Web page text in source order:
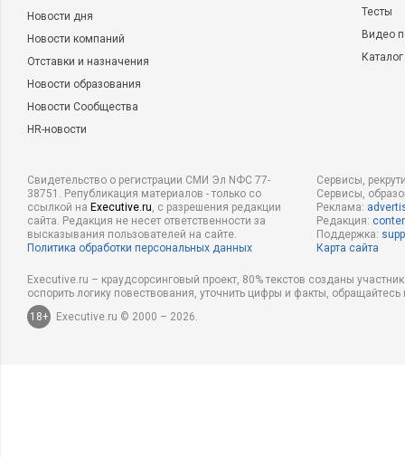
Новости дня
Новости компаний
Отставки и назначения
Новости образования
Новости Сообщества
HR-новости
Тесты
Видео
Свидетельство о регистрации СМИ Эл NФС 77-
38751. Републикация материалов - только со
ссылкой на Executive.ru, с разрешения редакции
сайта. Редакция не несет ответственности за
высказывания пользователей на сайте.
Политика обработки персональных данных
Сервисы,
Сервисы,
Реклама:
Редакция:
Поддержка:
Карта сайта
Executive.ru – краудсорсинговый проект, 80% текстов созданы
оспорить логику повествования, уточнить цифры и факты,
18+
Executive.ru © 2000 – 2026.